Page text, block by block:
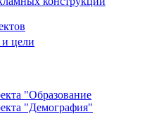
цели
"Образование
"Демография"